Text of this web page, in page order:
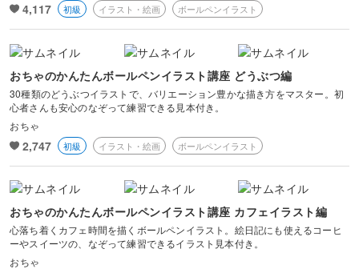
4,117 初級 イラスト・絵画 ボールペンイラスト
おちゃのかんたんボールペンイラスト講座 どうぶつ編
30種類のどうぶつイラストで、バリエーション豊かな描き方をマスター。初
心者さんも安心のなぞって練習できる見本付き。
おちゃ
2,747 初級 イラスト・絵画 ボールペンイラスト
おちゃのかんたんボールペンイラスト講座 カフェイラスト編
心落ち着くカフェ時間を描くボールペンイラスト。絵日記にも使えるコーヒ
ーやスイーツの、なぞって練習できるイラスト見本付き。
おちゃ